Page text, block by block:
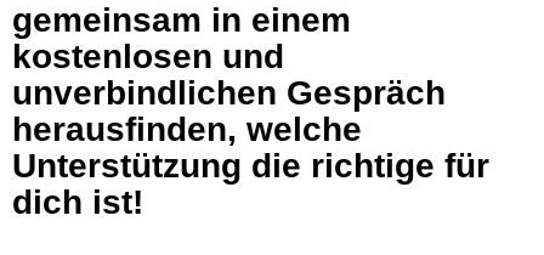
gemeinsam in einem
kostenlosen und
unverbindlichen Gespräch
herausfinden, welche
Unterstützung die richtige für
dich ist!